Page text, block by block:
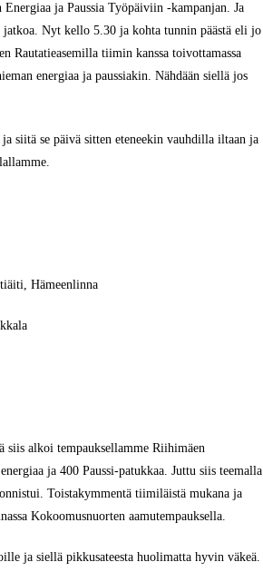
ja Paussia Työpäiviin -kampanjan. Ja
jatkoa. Nyt kello 5.30 ja kohta tunnin päästä eli jo
Rautatieasemilla tiimin kanssa toivottamassa
energiaa ja paussiakin. Nähdään siellä jos
siitä se päivä sitten eteneekin vauhdilla iltaan ja
Hämeenlinna
alkoi tempauksellamme Riihimäen
ja 400 Paussi-patukkaa. Juttu siis teemalla
Toistakymmentä tiimiläistä mukana ja
Kokoomusnuorten aamutempauksella.
ja siellä pikkusateesta huolimatta hyvin väkeä.